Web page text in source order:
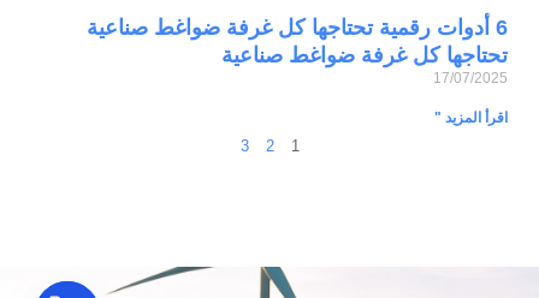
6 أدوات رقمية تحتاجها كل غرفة ضواغط صناعية
تحتاجها كل غرفة ضواغط صناعية
17/07/2025
اقرأ المزيد "
1
2
3